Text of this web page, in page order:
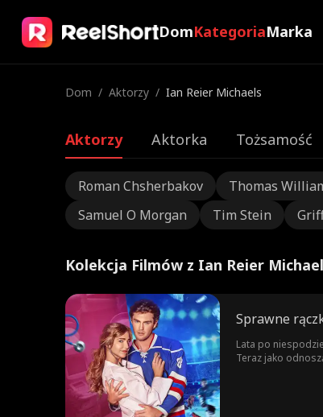
DomKategoriaMarka
Dom / Aktorzy / Ian Reier Michaels
Aktorzy Aktorka Tożsamość
Roman Chsherbakov Thomas
Samuel O Morgan
Tim Stein
Kolekcja Filmów z Ian Reier
Sprawne
Lata po
Teraz jako